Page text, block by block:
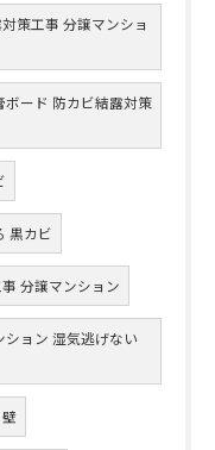
策工事 分譲マンショ
ボード 防カビ結露対策
黒カビ
分譲マンション
ョン 湿気逃げない